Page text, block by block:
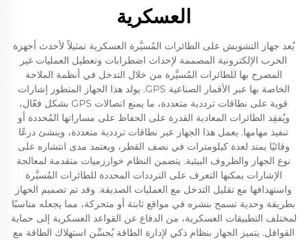
العسكرية
يُعد جهاز التشويش على الطائرات المُسيَّرة العسكرية تمثيلاً لأحدث أجهزة
الحرب الإلكترونية المصممة لإحداث اضطرابات وتعطيل العمليات غير
المصرح بها للطائرات المُسيَّرة من خلال التدخل في أنظمة الملاحة
الخاصة بها عبر الأقمار الصناعية GPS. يولد هذا الجهاز المتطور إشارات
قوية على نطاقات ترددية متعددة، ما يمنع اتصالات GPS بشكل فعّال،
ويُفقِد الطائرات المعادية القدرة على الحفاظ على مساراتها المُحددة أو
تنفيذ مهامها. يعمل هذا الجهاز عبر نطاقات ترددية متعددة، وينشئ درعًا
وقائيًا يمتد لعدة كيلومترات في نصف القطر، ويعتمد مدى انتشاره على
نوع الجهاز والظروف البيئية. يتضمن النظام خوارزميات متقدمة لمعالجة
الإشارات يمكنها التعرف على الترددات المحددة للطائرات المُسيَّرة
واستهدافها مع تقليل التدخل مع العمليات الصديقة. وقد تم تصميم الجهاز
بطريقة وحدية تسمح بنشره في مواقع ثابتة أو متحركة، مما يجعله مناسبًا
لمختلف التطبيقات العسكرية، من الدفاع عن القواعد العسكرية إلى حماية
القوافل. يتميز الجهاز بنظام ذكي لإدارة الطاقة يُحسِّن استهلاك الطاقة مع